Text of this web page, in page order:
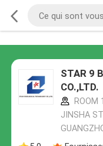
STAR 9
CO.,LTD.
ROOM
JINSHA